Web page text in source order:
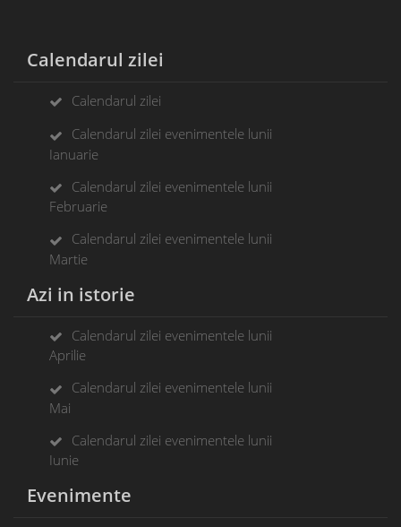
Calendarul zilei
Calendarul zilei
Calendarul zilei evenimentele lunii
Ianuarie
Calendarul zilei evenimentele lunii
Februarie
Calendarul zilei evenimentele lunii
Martie
Azi in istorie
Calendarul zilei evenimentele lunii
Aprilie
Calendarul zilei evenimentele lunii
Mai
Calendarul zilei evenimentele lunii
Iunie
Evenimente